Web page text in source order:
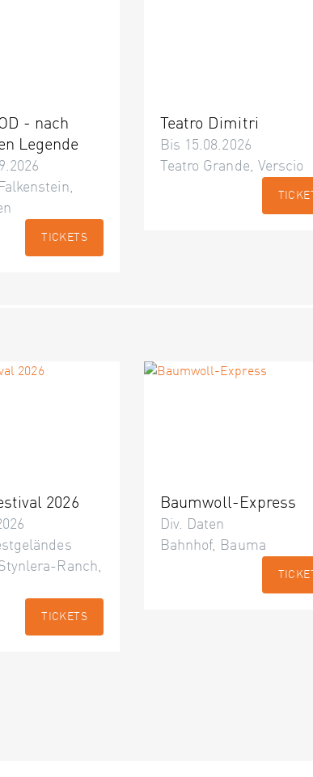
- nach
Legende
TICKETS
Teatro Dimitri
Bis 15.08.2026
Teatro Grande, Verscio
2026
Ranch,
TICKETS
Baumwoll-Express
Div. Daten
Bahnhof, Bauma